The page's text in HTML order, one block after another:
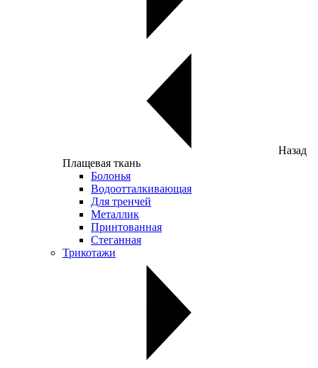
Назад
Плащевая ткань
Болонья
Водоотталкивающая
Для тренчей
Металлик
Принтованная
Стеганная
Трикотажи